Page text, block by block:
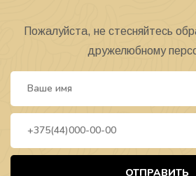
Пожалуйста, не стесняйтесь
дружелюбному
ОТПРАВИТЬ